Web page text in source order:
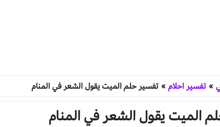
» تفسير احلام » تفسير حلم الميت يقول الشعر في المنام
الميت يقول الشعر في المنام